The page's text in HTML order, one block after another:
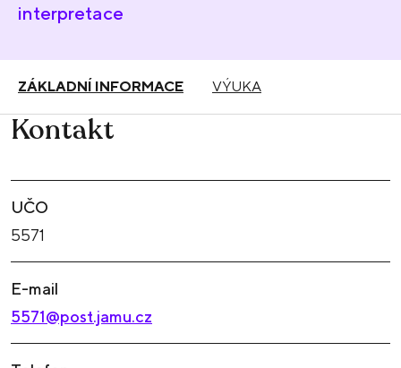
interpretace
ZÁKLADNÍ INFORMACE VÝUKA
Kontakt
UČO
5571
E-mail
5571@post.jamu.cz